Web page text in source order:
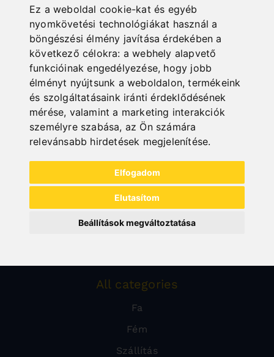
Ez a weboldal cookie-kat és egyéb
nyomkövetési technológiákat használ a
böngészési élmény javítása érdekében a
következő célokra: a webhely alapvető
funkcióinak engedélyezése, hogy jobb
élményt nyújtsunk a weboldalon,termékeink
és szolgáltatásaink iránti érdeklődésének
mérése, valamint a marketing interakciók
személyre szabása, az Ön számára
relevánsabb hirdetések megjelenítése.
Elfogadom
Elutasítom
Beállítások megváltoztatása
incl. 20% VAT
Out of Stock
All categories
Fa
Fém
Szállítás